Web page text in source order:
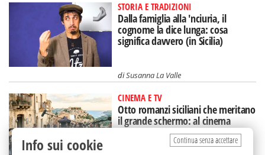
STORIA E TRADIZIONI
Dalla famiglia alla 'nciuria, il
cognome la dice lunga: cosa
significa davvero (in Sicilia)
diSusanna La Valle
CINEMA E TV
Otto romanzi siciliani che meritano
il grande schermo: al cinema
un'Isola diversa
Continua senza accettare
Info sui cookie